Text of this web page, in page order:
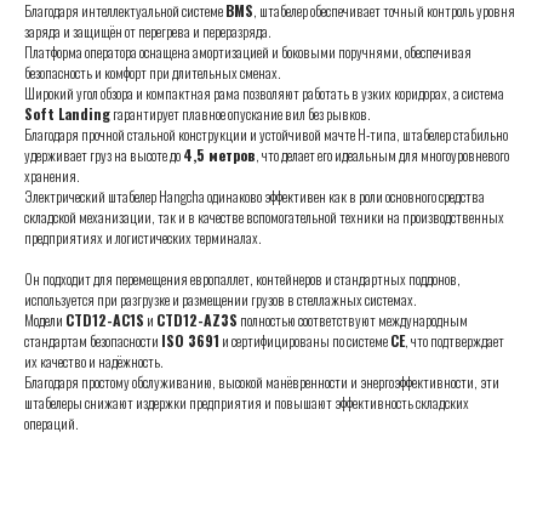
Благодаря интеллектуальной системеBMS, штабелер обеспечивает точный контроль уровня
заряда и защищён от перегрева и переразряда.
Платформа оператора оснащена амортизацией и боковыми поручнями, обеспечивая
безопасность и комфорт при длительных сменах.
Широкий угол обзора и компактная рама позволяют работать в узких коридорах, а система
Soft Landingгарантирует плавное опускание вил без рывков.
Благодаря прочной стальной конструкции и устойчивой мачте H-типа, штабелер стабильно
удерживает груз на высоте до4,5 метров, что делает его идеальным для многоуровневого
хранения.
Электрический штабелер Hangcha одинаково эффективен как в роли основного средства
складской механизации, так и в качестве вспомогательной техники на производственных
предприятиях и логистических терминалах.
Он подходит для перемещения европаллет, контейнеров и стандартных поддонов,
используется при разгрузке и размещении грузов в стеллажных системах.
Модели CTD12-AC1S и CTD12-AZ3S полностью соответствуют международным
стандартам безопасности ISO 3691 и сертифицированы по системеCE, что подтверждает
их качество и надёжность.
Благодаря простому обслуживанию, высокой манёвренности и энергоэффективности, эти
штабелеры снижают издержки предприятия и повышают эффективность складских
операций.